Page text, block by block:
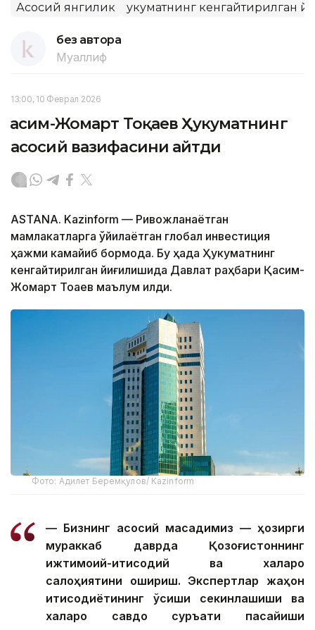
Асосий янгилик Ҳукуматнинг кенгайтирилган
без автора
Муаллиф
13:00, 10 Феврал 2026
Қасим-Жомарт Тоқаев Ҳукуматнинг
асосий вазифасини айтди
АSTANА. Kazinform — Ривожланаётган
мамлакатларга қўйилаётган глобал инвестиция
ҳажми камайиб бормоқда. Бу ҳақда Ҳукуматнинг
кенгайтирилган йиғилишида Давлат раҳбари Қасим-
Жомарт Тоқаев маълум қилди.
Фото: Адилет Беремқулов/ Kazinform
— Бизнинг асосий мақсадимиз — ҳозирги
мураккаб даврда Қозоғистоннинг
ижтимоий-иқтисодий ва халқаро
салоҳиятини ошириш. Экспертлар жаҳон
иқтисодиётининг ўсиши секинлашиши ва
халқаро савдо суръати пасайиши